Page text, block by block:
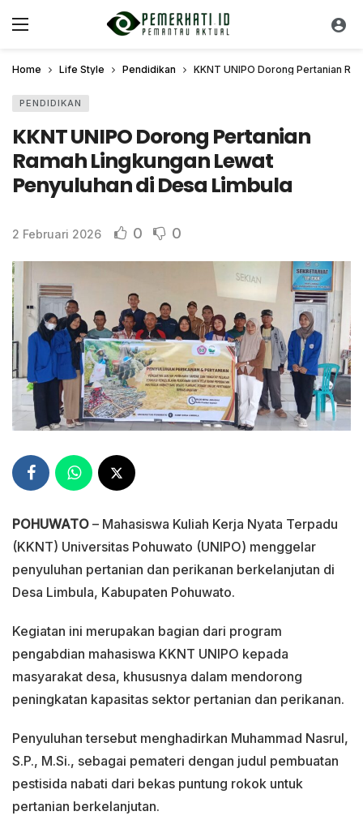
Home Life Style Pendidikan KKNT UNIPO Dorong Pertanian
PENDIDIKAN
KKNT UNIPO Dorong Pertanian
Ramah Lingkungan Lewat
Penyuluhan di Desa Limbula
2 Februari 2026 0 0
POHUWATO – Mahasiswa Kuliah Kerja Nyata Terpadu
(KKNT) Universitas Pohuwato (UNIPO) menggelar
penyuluhan pertanian dan perikanan berkelanjutan di
Desa Limbula, Kabupaten Pohuwato.
Kegiatan ini merupakan bagian dari program
pengabdian mahasiswa KKNT UNIPO kepada
masyarakat desa, khususnya dalam mendorong
peningkatan kapasitas sektor pertanian dan perikanan.
Penyuluhan tersebut menghadirkan Muhammad Nasrul,
S.P., M.Si., sebagai pemateri dengan judul pembuatan
pestisida nabati dari bekas puntung rokok untuk
pertanian berkelanjutan.